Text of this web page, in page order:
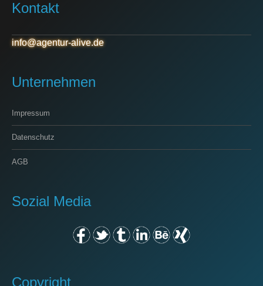
Kontakt
info@agentur-alive.de
Unternehmen
Impressum
Datenschutz
AGB
Sozial Media
Copyright